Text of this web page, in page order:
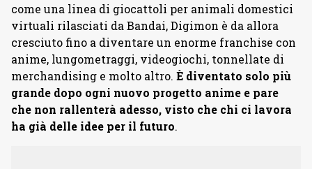
come una linea di giocattoli per animali domestici
virtuali rilasciati da Bandai, Digimon è da allora
cresciuto fino a diventare un enorme franchise con
anime, lungometraggi, videogiochi, tonnellate di
merchandising e molto altro. È diventato solo più
grande dopo ogni nuovo progetto anime e pare
che non rallenterà adesso, visto che chi ci lavora
ha già delle idee per il futuro.